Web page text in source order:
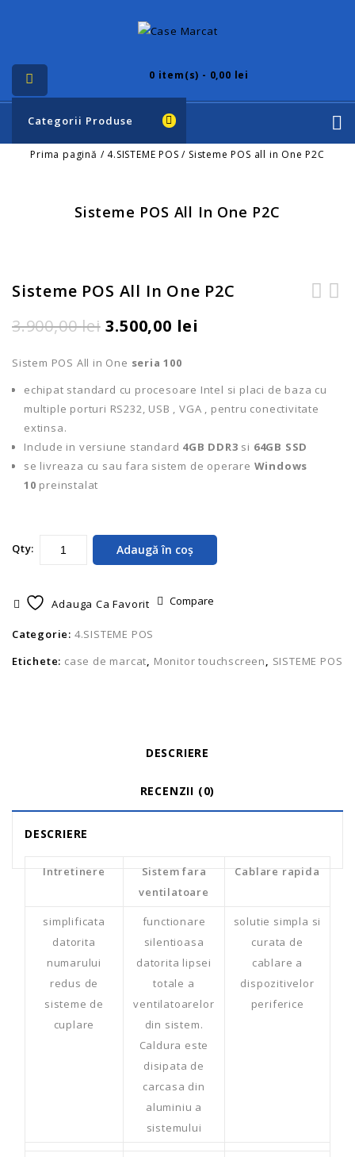
0 item(s) - 0,00 lei
Categorii Produse
Prima pagină / 4.SISTEME POS / Sisteme POS all in One P2C
Sisteme POS All In One P2C
Sisteme POS All In One P2C
3.900,00lei 3.500,00 lei
Sistem POS All in One seria 100
echipat standard cu procesoare Intel si placi de baza cu
multiple porturi RS232, USB , VGA , pentru conectivitate
extinsa.
Include in versiune standard 4GB DDR3 si 64GB SSD
se livreaza cu sau fara sistem de operare Windows
10 preinstalat
Qty: Adaugă în coș
Adauga Ca Favorit Compare
Categorie: 4.SISTEME POS
Etichete: case de marcat Monitor touchscreen SISTEME POS
DESCRIERE
RECENZII (0)
DESCRIERE
Intretinere
Sistem fara
ventilatoare
Cablare rapida
simplificata
datorita
numarului
redus de
sisteme de
cuplare
functionare
silentioasa
datorita lipsei
totale a
ventilatoarelor
din sistem.
Caldura este
disipata de
carcasa din
aluminiu a
sistemului
solutie simpla si
curata de
cablare a
dispozitivelor
periferice